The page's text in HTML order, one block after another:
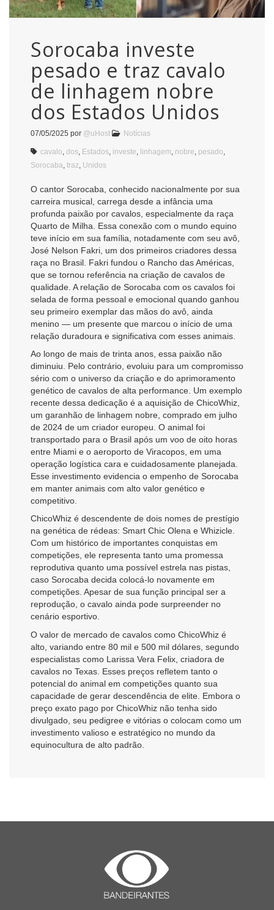
Sorocaba investe
pesado e traz cavalo
de linhagem nobre
dos Estados Unidos
07/05/2025 por @uHost Notícias
cavalo dos Estados investe linhagem nobre pesado
Sorocaba traz Unidos
O cantor Sorocaba, conhecido nacionalmente por sua
carreira musical, carrega desde a infância uma
profunda paixão por cavalos, especialmente da raça
Quarto de Milha. Essa conexão com o mundo equino
teve início em sua família, notadamente com seu avô,
José Nelson Fakri, um dos primeiros criadores dessa
raça no Brasil. Fakri fundou o Rancho das Américas,
que se tornou referência na criação de cavalos de
qualidade. A relação de Sorocaba com os cavalos foi
selada de forma pessoal e emocional quando ganhou
seu primeiro exemplar das mãos do avô, ainda
menino — um presente que marcou o início de uma
relação duradoura e significativa com esses animais.
Ao longo de mais de trinta anos, essa paixão não
diminuiu. Pelo contrário, evoluiu para um compromisso
sério com o universo da criação e do aprimoramento
genético de cavalos de alta performance. Um exemplo
recente dessa dedicação é a aquisição de ChicoWhiz,
um garanhão de linhagem nobre, comprado em julho
de 2024 de um criador europeu. O animal foi
transportado para o Brasil após um voo de oito horas
entre Miami e o aeroporto de Viracopos, em uma
operação logística cara e cuidadosamente planejada.
Esse investimento evidencia o empenho de Sorocaba
em manter animais com alto valor genético e
competitivo.
ChicoWhiz é descendente de dois nomes de prestígio
na genética de rédeas: Smart Chic Olena e Whizicle.
Com um histórico de importantes conquistas em
competições, ele representa tanto uma promessa
reprodutiva quanto uma possível estrela nas pistas,
caso Sorocaba decida colocá-lo novamente em
competições. Apesar de sua função principal ser a
reprodução, o cavalo ainda pode surpreender no
cenário esportivo.
O valor de mercado de cavalos como ChicoWhiz é
alto, variando entre 80 mil e 500 mil dólares, segundo
especialistas como Larissa Vera Felix, criadora de
cavalos no Texas. Esses preços refletem tanto o
potencial do animal em competições quanto sua
capacidade de gerar descendência de elite. Embora o
preço exato pago por ChicoWhiz não tenha sido
divulgado, seu pedigree e vitórias o colocam como um
investimento valioso e estratégico no mundo da
equinocultura de alto padrão.